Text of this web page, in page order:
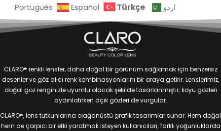
Português
Español Türkçe اردو
CLARO® renkli lensler, daha doğal bir görünüm sağlamak için benzersiz
desenler ve göz alıcı renk kombinasyonlarını bir araya getirir. Lenslerimiz,
doğal göz renginizle uyumlu olacak şekilde tasarlanmıştır; koyu gözleri
aydınlatırken açık gözleri de vurgular.
CLARO®, lens tutkunlarına olağanüstü grafik tasarımlar sunar. Hem doğal
hem de çarpıcı bir etki yaratmak isteyen kullanıcıları; farklı yoğunluklarda